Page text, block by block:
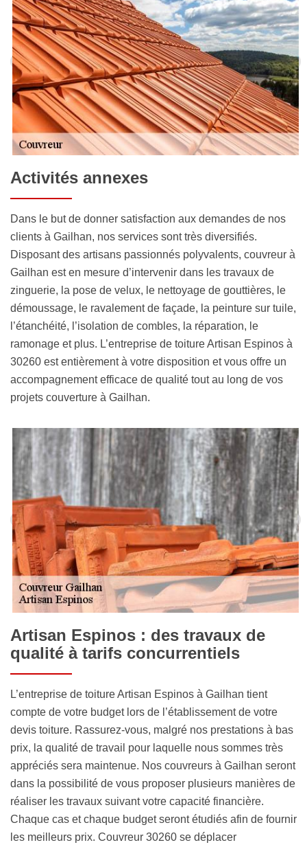
Activités annexes
Dans le but de donner satisfaction aux demandes de nos
clients à Gailhan, nos services sont très diversifiés.
Disposant des artisans passionnés polyvalents, couvreur à
Gailhan est en mesure d’intervenir dans les travaux de
zinguerie, la pose de velux, le nettoyage de gouttières, le
démoussage, le ravalement de façade, la peinture sur tuile,
l’étanchéité, l’isolation de combles, la réparation, le
ramonage et plus. L’entreprise de toiture Artisan Espinos à
30260 est entièrement à votre disposition et vous offre un
accompagnement efficace de qualité tout au long de vos
projets couverture à Gailhan.
Artisan Espinos : des travaux de
qualité à tarifs concurrentiels
L’entreprise de toiture Artisan Espinos à Gailhan tient
compte de votre budget lors de l’établissement de votre
devis toiture. Rassurez-vous, malgré nos prestations à bas
prix, la qualité de travail pour laquelle nous sommes très
appréciés sera maintenue. Nos couvreurs à Gailhan seront
dans la possibilité de vous proposer plusieurs manières de
réaliser les travaux suivant votre capacité financière.
Chaque cas et chaque budget seront étudiés afin de fournir
les meilleurs prix. Couvreur 30260 se déplacer